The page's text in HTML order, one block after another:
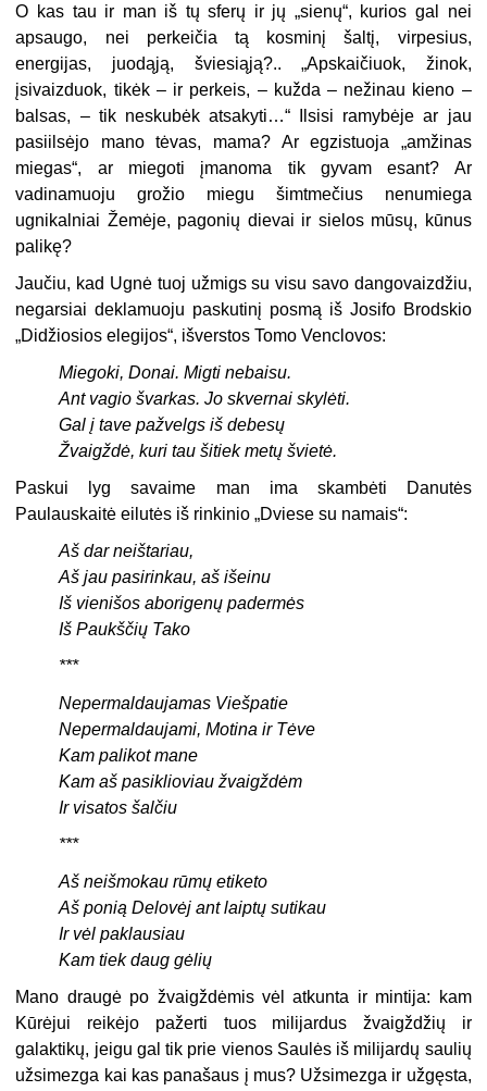
O kas tau ir man iš tų sferų ir jų „sienų“, kurios gal nei
apsaugo, nei perkeičia tą kosminį šaltį, virpesius,
energijas, juodąją, šviesiąją?.. „Apskaičiuok, žinok,
įsivaizduok, tikėk – ir perkeis, – kužda – nežinau kieno –
balsas, – tik neskubėk atsakyti…“ Ilsisi ramybėje ar jau
pasiilsėjo mano tėvas, mama? Ar egzistuoja „amžinas
miegas“, ar miegoti įmanoma tik gyvam esant? Ar
vadinamuoju grožio miegu šimtmečius nenumiega
ugnikalniai Žemėje, pagonių dievai ir sielos mūsų, kūnus
palikę?
Jaučiu, kad Ugnė tuoj užmigs su visu savo dangovaizdžiu,
negarsiai deklamuoju paskutinį posmą iš Josifo Brodskio
„Didžiosios elegijos“, išverstos Tomo Venclovos:
Miegoki, Donai. Migti nebaisu.
Ant vagio švarkas. Jo skvernai skylėti.
Gal į tave pažvelgs iš debesų
Žvaigždė, kuri tau šitiek metų švietė.
Paskui lyg savaime man ima skambėti Danutės
Paulauskaitė eilutės iš rinkinio „Dviese su namais“:
Aš dar neištariau,
Aš jau pasirinkau, aš išeinu
Iš vienišos aborigenų padermės
Iš Paukščių Tako
***
Nepermaldaujamas Viešpatie
Nepermaldaujami, Motina ir Tėve
Kam palikot mane
Kam aš pasiklioviau žvaigždėm
Ir visatos šalčiu
***
Aš neišmokau rūmų etiketo
Aš ponią Delovėj ant laiptų sutikau
Ir vėl paklausiau
Kam tiek daug gėlių
Mano draugė po žvaigždėmis vėl atkunta ir mintija: kam
Kūrėjui reikėjo pažerti tuos milijardus žvaigždžių ir
galaktikų, jeigu gal tik prie vienos Saulės iš milijardų saulių
užsimezga kai kas panašaus į mus? Užsimezga ir užgęsta,